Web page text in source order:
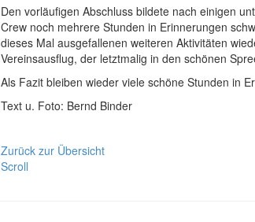
Den vorläufigen Abschluss bildete nach einigen
Crew noch mehrere Stunden in Erinnerungen
dieses Mal ausgefallenen weiteren Aktivitäten
Vereinsausflug, der letztmalig in den schönen
Als Fazit bleiben wieder viele schöne Stunden in
Text u. Foto: Bernd Binder
Zurück zur Übersicht
Scroll